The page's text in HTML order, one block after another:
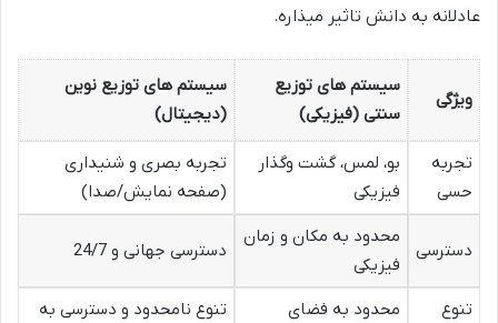
عادلانه به دانش تاثیر میذاره.
ویژگی
سیستم های توزیع
سنتی (فیزیکی)
سیستم های توزیع نوین
(دیجیتال)
تجربه
حسی
بو، لمس، گشت وگذار
فیزیکی
تجربه بصری و شنیداری
(صفحه نمایش/صدا)
دسترسی
محدود به مکان و زمان
فیزیکی
دسترسی جهانی و 24/7
تنوع
محدود به فضای
تنوع نامحدود و دسترسی به